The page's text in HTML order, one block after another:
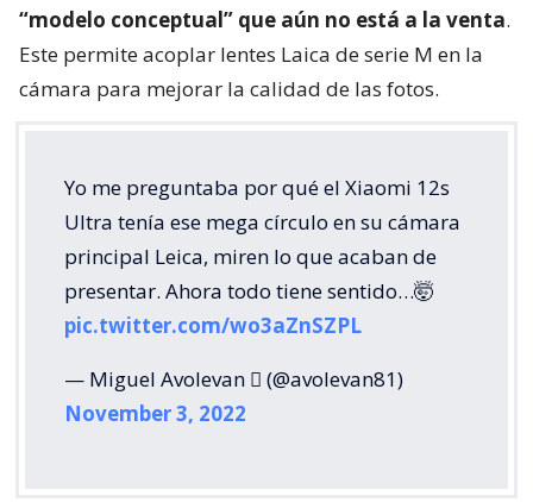
“modelo conceptual” que aún no está a la venta.
Este permite acoplar lentes Laica de serie M en la
cámara para mejorar la calidad de las fotos.
Yo me preguntaba por qué el Xiaomi 12s
Ultra tenía ese mega círculo en su cámara
principal Leica, miren lo que acaban de
presentar. Ahora todo tiene sentido…🤯
pic.twitter.com/wo3aZnSZPL
— Miguel Avolevan  (@avolevan81)
November 3, 2022